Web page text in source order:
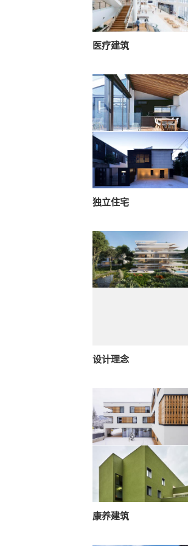
医疗建筑
独立住宅
设计理念
康养建筑